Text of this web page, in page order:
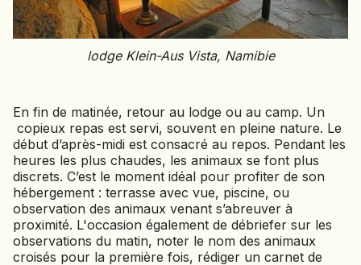
lodge Klein-Aus Vista, Namibie
En fin de matinée, retour au lodge ou au camp. Un
copieux repas est servi, souvent en pleine nature. Le
début d’après-midi est consacré au repos. Pendant les
heures les plus chaudes, les animaux se font plus
discrets. C’est le moment idéal pour profiter de son
hébergement : terrasse avec vue, piscine, ou
observation des animaux venant s’abreuver à
proximité. L'occasion également de débriefer sur les
observations du matin, noter le nom des animaux
croisés pour la première fois, rédiger un carnet de